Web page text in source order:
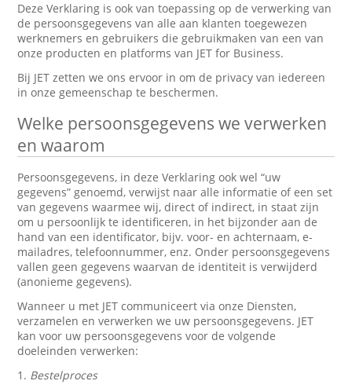
Deze Verklaring is ook van toepassing op de verwerking van
de persoonsgegevens van alle aan klanten toegewezen
werknemers en gebruikers die gebruikmaken van een van
onze producten en platforms van JET for Business.
Bij JET zetten we ons ervoor in om de privacy van iedereen
in onze gemeenschap te beschermen.
Welke persoonsgegevens we verwerken
en waarom
Persoonsgegevens, in deze Verklaring ook wel “uw
gegevens” genoemd, verwijst naar alle informatie of een set
van gegevens waarmee wij, direct of indirect, in staat zijn
om u persoonlijk te identificeren, in het bijzonder aan de
hand van een identificator, bijv. voor- en achternaam, e-
mailadres, telefoonnummer, enz. Onder persoonsgegevens
vallen geen gegevens waarvan de identiteit is verwijderd
(anonieme gegevens).
Wanneer u met JET communiceert via onze Diensten,
verzamelen en verwerken we uw persoonsgegevens. JET
kan voor uw persoonsgegevens voor de volgende
doeleinden verwerken:
1. Bestelproces